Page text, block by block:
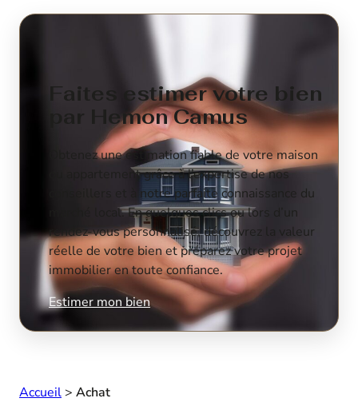
Faites estimer votre bien
par Hemon Camus
Obtenez une estimation fiable de votre maison
ou appartement grâce à l’expertise de nos
conseillers et à notre parfaite connaissance du
marché local. En quelques clics ou lors d’un
rendez-vous personnalisé, découvrez la valeur
réelle de votre bien et préparez votre projet
immobilier en toute confiance.
Estimer mon bien
Accueil > Achat